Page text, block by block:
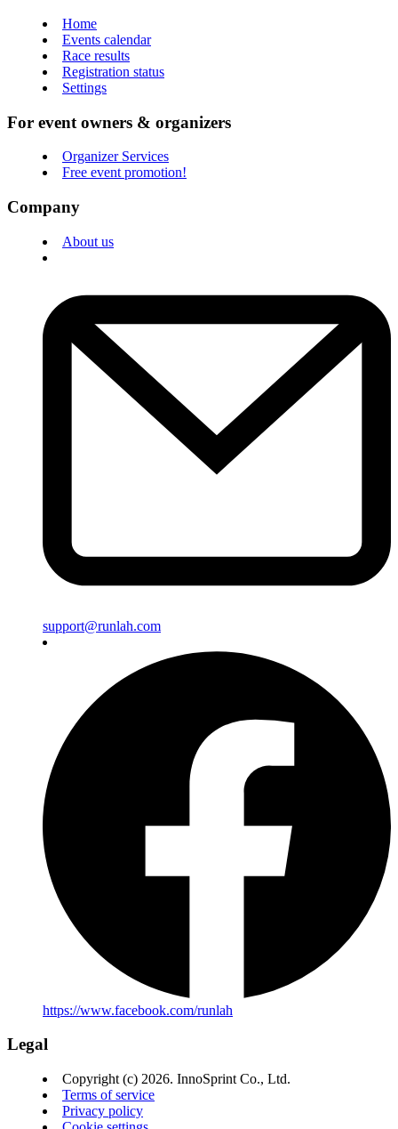
Home
Events calendar
Race results
Registration status
Settings
For event owners & organizers
Organizer Services
Free event promotion!
Company
About us
support@runlah.com
https://www.facebook.com/runlah
Legal
Copyright (c) 2026. InnoSprint Co., Ltd.
Terms of service
Privacy policy